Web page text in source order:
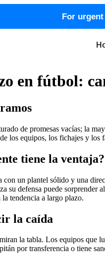
For
en fútbol:
de promesas vacías; la
los equipos, los fichajes y los
tiene la ventaja?
un plantel sólido y una
su defensa puede
tendencia a largo plazo.
la caída
la tabla. Los equipos que
por transferencia o tiene